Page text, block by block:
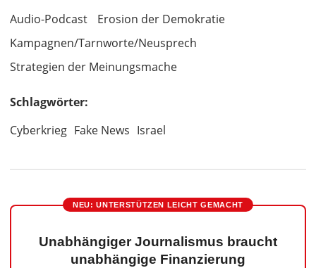
Audio-Podcast
Erosion der Demokratie
Kampagnen/Tarnworte/Neusprech
Strategien der Meinungsmache
Schlagwörter:
Cyberkrieg Fake News Israel
NEU: UNTERSTÜTZEN LEICHT GEMACHT
Unabhängiger Journalismus braucht
unabhängige Finanzierung